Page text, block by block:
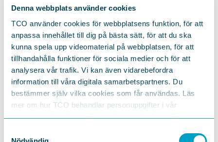
Denna webbplats använder cookies
TCO använder cookies för webbplatsens funktion, för att
anpassa innehållet till dig på bästa sätt, för att du ska
kunna spela upp videomaterial på webbplatsen, för att
tillhandahålla funktioner för sociala medier och för att
analysera vår trafik. Vi kan även vidarebefordra
information till våra digitala samarbetspartners. Du
bestämmer själv vilka cookies som får användas. Läs
mer om hur TCO behandlar personuppgifter i vår
integritetspolicyhttps://tco.se/om-tco/gdpr-information
människor som står längst från arbetsmarknaden att de
facto komma i arbete. Att skära ner på möjligheterna till
fysiska möten, som har påvisad positiv effekt, är inte
klok politik, säger Mats Essemyr, utredningschef på TCO.